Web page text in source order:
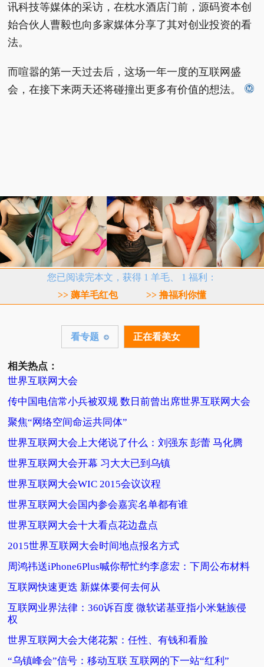
讯科技等媒体的采访，在枕水酒店门前，源码资本创
始合伙人曹毅也向多家媒体分享了其对创业投资的看
法。
而喧嚣的第一天过去后，这场一年一度的互联网盛
会，在接下来两天还将碰撞出更多有价值的想法。
您已阅读完本文，获得 1 羊毛、 1 福利：
>> 薅羊毛红包
>> 撸福利你懂
看专题 正在看美女
相关热点：
世界互联网大会
传中国电信常小兵被双规 数日前曾出席世界互联网大会
聚焦“网络空间命运共同体”
世界互联网大会上大佬说了什么：刘强东 彭蕾 马化腾
世界互联网大会开幕 习大大已到乌镇
世界互联网大会WIC 2015会议议程
世界互联网大会国内参会嘉宾名单都有谁
世界互联网大会十大看点花边盘点
2015世界互联网大会时间地点报名方式
周鸿祎送iPhone6Plus喊你帮忙约李彦宏：下周公布材料
互联网快速更迭 新媒体要何去何从
互联网业界法律：360诉百度 微软诺基亚指小米魅族侵
权
世界互联网大会大佬花絮：任性、有钱和看脸
“乌镇峰会”信号：移动互联 互联网的下一站“红利”